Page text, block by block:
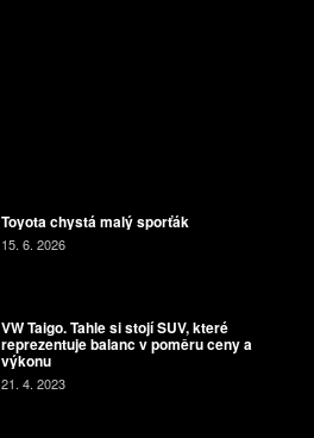
Toyota chystá malý sporťák
15. 6. 2026
VW Taigo. Tahle si stojí SUV, které
reprezentuje balanc v poměru ceny a
výkonu
21. 4. 2023